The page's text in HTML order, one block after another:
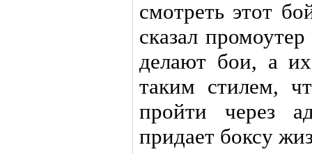
смотреть этот
сказал
делают бои, а
таким стилем,
пройти через
придает боксу